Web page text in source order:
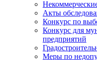
Акты
Конкурс по
Конкурс для
предприятий
Меры по